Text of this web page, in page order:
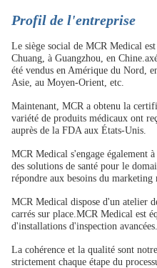
Profil de l'entreprise
Le siège social de MCR Medical
Chuang, à Guangzhou, en
été vendus en Amérique du Nord,
Asie, au Moyen-Orient, etc.
Maintenant, MCR a obtenu la
variété de produits médicaux ont
auprès de la FDA aux États-Unis.
MCR Medical s'engage également
des solutions de santé pour le
répondre aux besoins du marketing
MCR Medical dispose d'un atelier
carrés sur place.MCR Medical est
d'installations d'inspection
La cohérence et la qualité sont
strictement chaque étape du